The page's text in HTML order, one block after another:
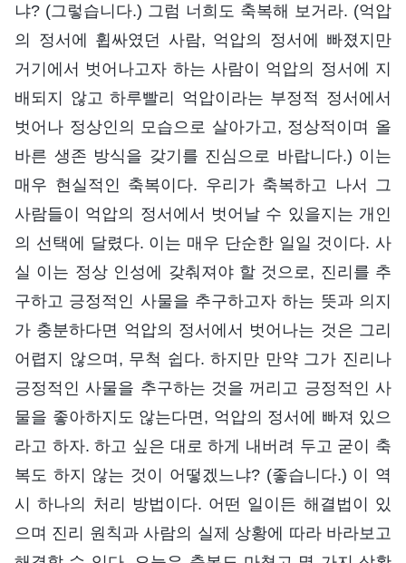
냐? (그렇습니다.) 그럼 너희도 축복해 보거라. (억압
의 정서에 휩싸였던 사람, 억압의 정서에 빠졌지만
거기에서 벗어나고자 하는 사람이 억압의 정서에 지
배되지 않고 하루빨리 억압이라는 부정적 정서에서
벗어나 정상인의 모습으로 살아가고, 정상적이며 올
바른 생존 방식을 갖기를 진심으로 바랍니다.) 이는
매우 현실적인 축복이다. 우리가 축복하고 나서 그
사람들이 억압의 정서에서 벗어날 수 있을지는 개인
의 선택에 달렸다. 이는 매우 단순한 일일 것이다. 사
실 이는 정상 인성에 갖춰져야 할 것으로, 진리를 추
구하고 긍정적인 사물을 추구하고자 하는 뜻과 의지
가 충분하다면 억압의 정서에서 벗어나는 것은 그리
어렵지 않으며, 무척 쉽다. 하지만 만약 그가 진리나
긍정적인 사물을 추구하는 것을 꺼리고 긍정적인 사
물을 좋아하지도 않는다면, 억압의 정서에 빠져 있으
라고 하자. 하고 싶은 대로 하게 내버려 두고 굳이 축
복도 하지 않는 것이 어떻겠느냐? (좋습니다.) 이 역
시 하나의 처리 방법이다. 어떤 일이든 해결법이 있
으며 진리 원칙과 사람의 실제 상황에 따라 바라보고